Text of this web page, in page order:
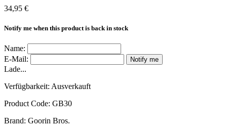
34,95 €
Notify me when this product is back in stock
Name:
E-Mail:
Notify me
Lade...
Verfügbarkeit: Ausverkauft
Product Code: GB30
Brand: Goorin Bros.